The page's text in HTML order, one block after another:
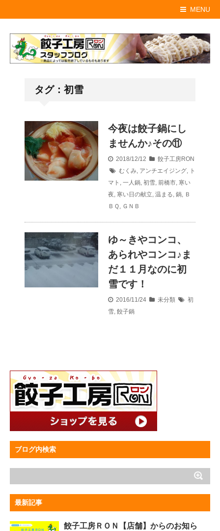
MENU
タグ：初雪
今夜は餃子鍋にし
ませんか♪その⑪
2018/12/12
餃子工房RON
むくみ アンチエイジング
ト
マト
一人鍋 初雪 前橋市 寒い
夜 寒い日の献立 温まる 鍋
Ｂ
ＢＱ
ＧＮＢ
ゆ～きやコンコ、
あられやコンコ♪ま
だ１１月なのに初
雪です！
2016/11/24 未分類
初
雪 餃子鍋
ブログ内検索
最新記事
餃子工房ＲＯＮ【店舗】からのお知ら